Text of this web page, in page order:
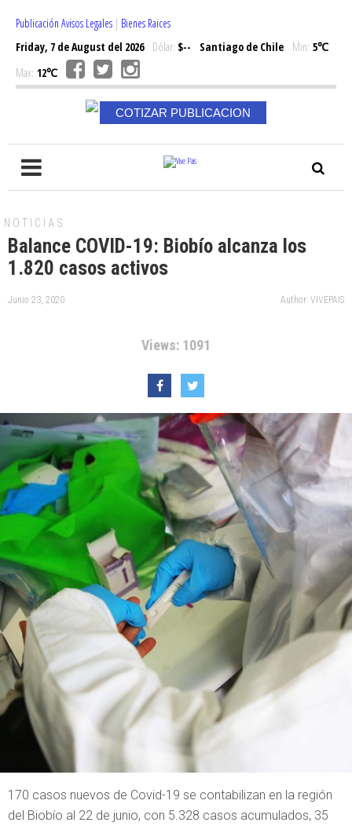
Publicación Avisos Legales | Bienes Raices
Friday, 7 de August del 2026Dólar: $-- Santiago de Chile Min: 5℃
Max: 12℃
COTIZAR PUBLICACION
NOTICIAS
Balance COVID-19: Biobío alcanza los
1.820 casos activos
Junio 23, 2020 Author: VIVEPAIS
Views: 1091
170 casos nuevos de Covid-19 se contabilizan en la región
del Biobío al 22 de junio, con 5.328 casos acumulados, 35